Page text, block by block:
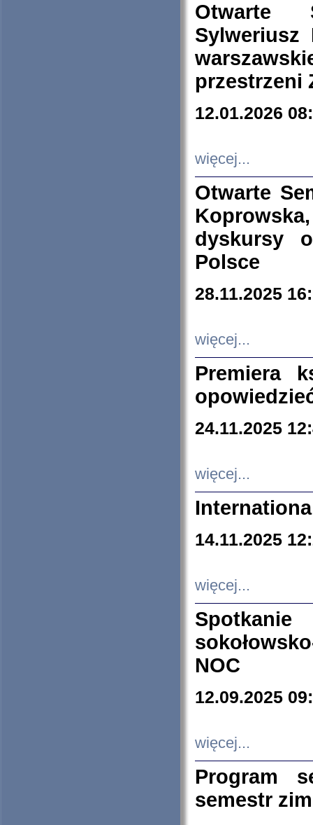
Otwarte
Sylweriusz
przestrzeni
12.01.2026
więcej...
Otwarte
dyskursy
Polsce
28.11.2025
więcej...
Premiera
24.11.2025
więcej...
14.11.2025
więcej...
NOC
12.09.2025
więcej...
Program
semestr